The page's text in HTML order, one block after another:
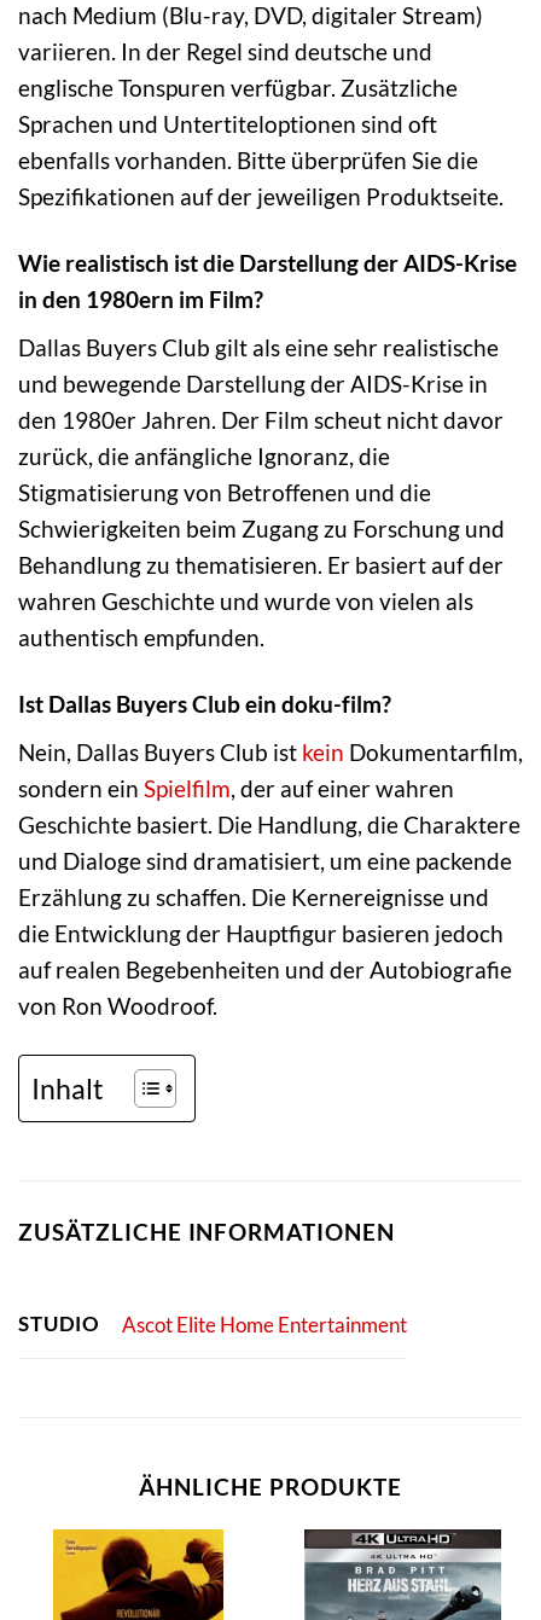
nach Medium (Blu-ray, DVD, digitaler Stream)
variieren. In der Regel sind deutsche und
englische Tonspuren verfügbar. Zusätzliche
Sprachen und Untertiteloptionen sind oft
ebenfalls vorhanden. Bitte überprüfen Sie die
Spezifikationen auf der jeweiligen Produktseite.
Wie realistisch ist die Darstellung der AIDS-Krise
in den 1980ern im Film?
Dallas Buyers Club gilt als eine sehr realistische
und bewegende Darstellung der AIDS-Krise in
den 1980er Jahren. Der Film scheut nicht davor
zurück, die anfängliche Ignoranz, die
Stigmatisierung von Betroffenen und die
Schwierigkeiten beim Zugang zu Forschung und
Behandlung zu thematisieren. Er basiert auf der
wahren Geschichte und wurde von vielen als
authentisch empfunden.
Ist Dallas Buyers Club ein doku-film?
Nein, Dallas Buyers Club ist kein Dokumentarfilm,
sondern ein Spielfilm , der auf einer wahren
Geschichte basiert. Die Handlung, die Charaktere
und Dialoge sind dramatisiert, um eine packende
Erzählung zu schaffen. Die Kernereignisse und
die Entwicklung der Hauptfigur basieren jedoch
auf realen Begebenheiten und der Autobiografie
von Ron Woodroof.
Inhalt
ZUSÄTZLICHE INFORMATIONEN
STUDIO Ascot Elite Home Entertainment
ÄHNLICHE PRODUKTE